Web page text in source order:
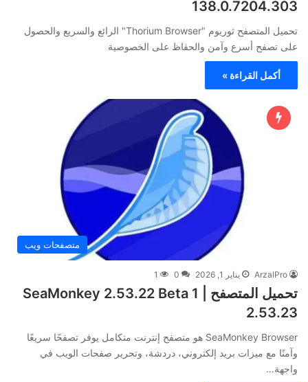
138.0.7204.303
تحميل المتصفح ثوريوم "Thorium Browser" الرائع والسريع والحصول
على تصفح أسرع وآمن والحفاظ على الخصوصية
أكمل القراءة »
متصفحات ويب
ArzalPro يناير 1, 2026 0
1
تحميل المتصفح SeaMonkey 2.53.22 Beta 1 |
2.53.23
SeaMonkey Browser هو متصفح إنترنت متكامل يوفر تصفحًا سريعًا
وآمنًا مع ميزات بريد إلكتروني، دردشة، وتحرير صفحات الويب في
واجهة…